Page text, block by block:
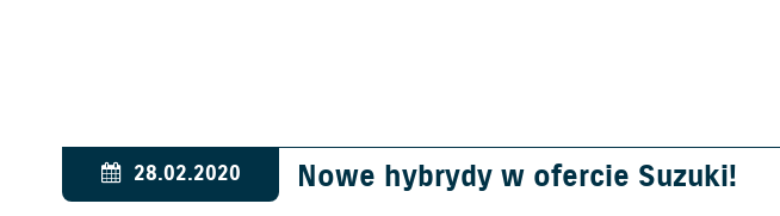
28.02.2020 Nowe hybrydy w ofercie Suzuki!